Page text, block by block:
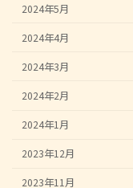
2024年5月
2024年4月
2024年3月
2024年2月
2024年1月
2023年12月
2023年11月